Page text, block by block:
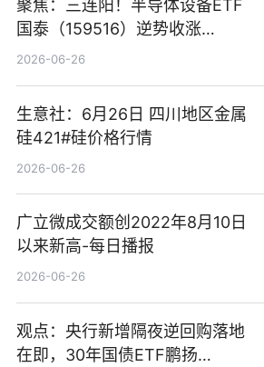
聚焦：三连阳！半导体设备ETF
国泰（159516）逆势收涨
3.5%，近10日累计净流入超65
2026-06-26
生意社：6月26日 四川地区金属
硅421#硅价格行情
2026-06-26
广立微成交额创2022年8月10日
以来新高-每日播报
2026-06-26
观点：央行新增隔夜逆回购落地
在即，30年国债ETF鹏扬